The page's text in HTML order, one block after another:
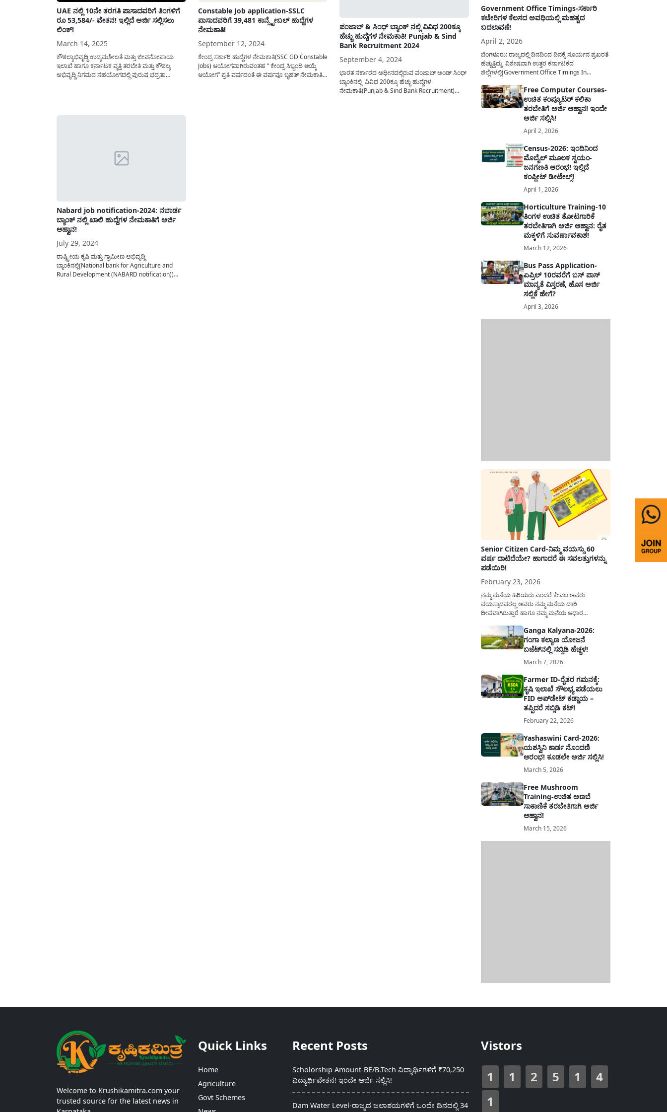
UAE ನಲ್ಲಿ 10ನೇ ತರಗತಿ ಪಾಸಾದವರಿಗೆ ತಿಂಗಳಿಗೆ
ರೂ 53,584/- ವೇತನ! ಇಲ್ಲಿದೆ ಅರ್ಜಿ ಸಲ್ಲಿಸಲು
ಲಿಂಕ್!
March 14, 2025
ಕೌಶಲ್ಯಾಭಿವೃದ್ದಿ ಉದ್ಯಮಶೀಲತೆ ಮತ್ತು ಜೀವನೋಪಾಯ
ಇಲಾಖೆ ಹಾಗೂ ಕರ್ನಾಟಕ ವೃತ್ತಿ ತರಬೇತಿ ಮತ್ತು ಕೌಶಲ್ಯ
ಅಭಿವೃದ್ದಿ ನಿಗಮದ ಸಹಯೋಗದಲ್ಲಿ ಪುರುಷ ಭದ್ರತಾ
ಉತ್ತಮ ವೇತನವನ್ನು ಸಂಪಾದನೆಯನ್ನು...
Constable Job application-SSLC
ಪಾಸಾದವರಿಗೆ 39,481 ಕಾನ್ಸ್ಟೇಬಲ್ ಹುದ್ದೆಗಳ
ನೇಮಕಾತಿ!
September 12, 2024
ಕೇಂದ್ರ ಸರ್ಕಾರಿ ಹುದ್ದೆಗಳ ನೇಮಕಾತಿ(SSC GD Constable
Jobs) ಆಯೋಗವಾಗಿರುವಂತಹ ” ಕೇಂದ್ರ ಸಿಬ್ಬಂದಿ ಆಯ್ಕೆ
ಆಯೋಗ” ಪ್ರತಿ ವರ್ಷದಂತೆ ಈ ವರ್ಷವೂ ಬೃಹತ್ ನೇಮಕಾತಿ
ಪಂಜಾಬ್ & ಸಿಂಧ್ ಬ್ಯಾಂಕ್ ನಲ್ಲಿ ವಿವಿಧ 200ಕ್ಕೂ
ಹೆಚ್ಚು ಹುದ್ದೆಗಳ ನೇಮಕಾತಿ! Punjab & Sind
Bank Recruitment 2024
September 4, 2024
ಭಾರತ ಸರ್ಕಾರದ ಅಧೀನದಲ್ಲಿರುವ ಪಂಜಾಬ್ ಅಂಡ್ ಸಿಂಧ್
ಬ್ಯಾಂಕಿನಲ್ಲಿ ವಿವಿಧ 200ಕ್ಕೂ ಹೆಚ್ಚು ಹುದ್ದೆಗಳ
ನೇಮಕಾತಿ(Punjab & Sind Bank Recruitment)
Nabard job notification-2024: ನಬಾರ್ಡ
ಬ್ಯಾಂಕ್ ನಲ್ಲಿ ಖಾಲಿ ಹುದ್ದೆಗಳ ನೇಮಕಾತಿಗೆ ಅರ್ಜಿ
ಆಹ್ವಾನ!
July 29, 2024
ರಾಷ್ಟ್ರೀಯ ಕೃಷಿ ಮತ್ತು ಗ್ರಾಮೀಣ ಅಭಿವೃದ್ಧಿ
ಬ್ಯಾಂಕಿನಲ್ಲಿ(National bank for Agriculture and
Rural Development (NABARD notification))
Government Office Timings-ಸರ್ಕಾರಿ
ಕಚೇರಿಗಳ ಕೆಲಸದ ಅವಧಿಯಲ್ಲಿ ಮಹತ್ವದ
ಬದಲಾವಣೆ!
April 2, 2026
ಬೆಂಗಳೂರು: ರಾಜ್ಯದಲ್ಲಿ ದಿನದಿಂದ ದಿನಕ್ಕೆ ಸೂರ್ಯನ ಪ್ರಖರತೆ
ಹೆಚ್ಚುತ್ತಿದ್ದು, ವಿಶೇಷವಾಗಿ ಉತ್ತರ ಕರ್ನಾಟಕದ
ಜಿಲ್ಲೆಗಳಲ್ಲಿ(Government Office Timings In
ಹಿನ್ನೆಲೆಯಲ್ಲಿ ಸರ್ಕಾರಿ ನೌಕರರ ಹಿತದೃಷ್ಟಿಯಿಂದ ಹಾಗೂ
ಸಾರ್ವಜನಿಕರ ಅನುಕೂಲಕ್ಕಾಗಿ ಕರ್ನಾಟಕ ಸರ್ಕಾರವು
ಮಹತ್ವದ ನಿರ್ಧಾರವೊಂದನ್ನು ಕೈಗೊಂಡಿದೆ. ಕಿತ್ತೂರು ಕರ್ನಾಟಕ
ಮತ್ತು ಕಲ್ಯಾಣ ಕರ್ನಾಟಕದ ಒಟ್ಟು 9 ಜಿಲ್ಲೆಗಳಲ್ಲಿ ಏಪ್ರಿಲ್...
Free Computer Courses-
ಉಚಿತ ಕಂಪ್ಯೂಟರ್ ಕಲಿಕಾ
ತರಬೇತಿಗೆ ಅರ್ಜಿ ಆಹ್ವಾನ! ಇಂದೇ
ಅರ್ಜಿ ಸಲ್ಲಿಸಿ!
April 2, 2026
Census-2026: ಇಂದಿನಿಂದ
ಮೊಬೈಲ್ ಮೂಲಕ ಸ್ವಯಂ-
ಜನಗಣತಿ ಆರಂಭ! ಇಲ್ಲಿದೆ
ಕಂಪ್ಲೀಟ್ ಡೀಟೇಲ್ಸ್!
April 1, 2026
Horticulture Training-10
ತಿಂಗಳ ಉಚಿತ ತೋಟಗಾರಿಕೆ
ತರಬೇತಿಗಾಗಿ ಅರ್ಜಿ ಆಹ್ವಾನ: ರೈತ
ಮಕ್ಕಳಿಗೆ ಸುವರ್ಣಾವಕಾಶ!
March 12, 2026
Bus Pass Application-
ಏಪ್ರಿಲ್ 10ರವರೆಗೆ ಬಸ್ ಪಾಸ್
ಮಾನ್ಯತೆ ವಿಸ್ತರಣೆ, ಹೊಸ ಅರ್ಜಿ
ಸಲ್ಲಿಕೆ ಹೇಗೆ?
April 3, 2026
Senior Citizen Card-ನಿಮ್ಮ ವಯಸ್ಸು 60
ವರ್ಷ ದಾಟಿದೆಯೇ? ಹಾಗಾದರೆ ಈ ಸವಲತ್ತುಗಳನ್ನು
ಪಡೆಯಿರಿ!
February 23, 2026
ನಮ್ಮ ಮನೆಯ ಹಿರಿಯರು ಎಂದರೆ ಕೇವಲ ಅವರು
ವಯಸ್ಸಾದವರಲ್ಲ ಅವರು ನಮ್ಮ ಮನೆಯ ದಾರಿ
ದೀಪವಾಗಿರುತ್ತಾರೆ ಹಾಗೂ ನಮ್ಮ ಮನೆಯ ಆಧಾರ
ಸಮಾಜಕ್ಕಾಗಿ ದುಡಿತಿರುತ್ತಾರೆ ಹಾಗೆಯೇ ಅವರು ತಮ್ಮ 60
ವರ್ಷಗಳ ನಂತರದ ಜೀವನವನ್ನು ನೆಮ್ಮದಿಯಿಂದ
ಕಳೆಯಬೇಕೆಂಬುದು ಪ್ರತಿಯೊಬ್ಬರ ಕನಸಾಗಿರುತ್ತದೆ ಆದ್ದರಿಂದ
ಸರ್ಕಾರವು ಹಿರಿಯ ನಾಗರಿಕರ ಗುರುತಿನ ಚೀಟಿ...
Ganga Kalyana-2026:
ಗಂಗಾ ಕಲ್ಯಾಣ ಯೋಜನೆ
ಬಜೆಟ್‌ನಲ್ಲಿ ಸಬ್ಸಿಡಿ ಹೆಚ್ಚಳ!
March 7, 2026
Farmer ID-ರೈತರ ಗಮನಕ್ಕೆ:
ಕೃಷಿ ಇಲಾಖೆ ಸೌಲಭ್ಯ ಪಡೆಯಲು
FID ಅಪ್‌ಡೇಟ್ ಕಡ್ಡಾಯ –
ತಪ್ಪಿದರೆ ಸಬ್ಸಿಡಿ ಕಟ್!
February 22, 2026
Yashaswini Card-2026:
ಯಶಸ್ವಿನಿ ಕಾರ್ಡ ನೊಂದಣಿ
ಆರಂಭ! ಕೂಡಲೇ ಅರ್ಜಿ ಸಲ್ಲಿಸಿ!
March 5, 2026
Free Mushroom
Training-ಉಚಿತ ಅಣಬೆ
ಸಾಕಾಣಿಕೆ ತರಬೇತಿಗಾಗಿ ಅರ್ಜಿ
ಆಹ್ವಾನ!
March 15, 2026
Welcome to Krushikamitra.com your
trusted source for the latest news in
Quick Links
Home
Agriculture
Govt Schemes
Recent Posts
Scholorship Amount-BE/B.Tech ವಿದ್ಯಾರ್ಥಿಗಳಿಗೆ ₹70,250
ವಿದ್ಯಾರ್ಥಿವೇತನ! ಇಂದೇ ಅರ್ಜಿ ಸಲ್ಲಿಸಿ!
Dam Water Level-ರಾಜ್ಯದ ಜಲಾಶಯಗಳಿಗೆ ಒಂದೇ ದಿನದಲ್ಲಿ 34
Vistors
1
1 2 5 1
4
1